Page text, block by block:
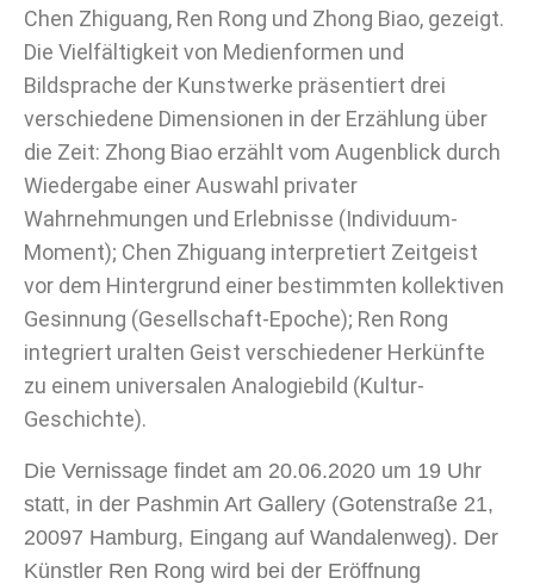
Chen Zhiguang, Ren Rong und Zhong Biao, gezeigt.
Die Vielfältigkeit von Medienformen und
Bildsprache der Kunstwerke präsentiert drei
verschiedene Dimensionen in der Erzählung über
die Zeit: Zhong Biao erzählt vom Augenblick durch
Wiedergabe einer Auswahl privater
Wahrnehmungen und Erlebnisse (Individuum-
Moment); Chen Zhiguang interpretiert Zeitgeist
vor dem Hintergrund einer bestimmten kollektiven
Gesinnung (Gesellschaft-Epoche); Ren Rong
integriert uralten Geist verschiedener Herkünfte
zu einem universalen Analogiebild (Kultur-
Geschichte).
Die Vernissage findet am 20.06.2020 um 19 Uhr
statt, in der Pashmin Art Gallery (Gotenstraße 21,
20097 Hamburg, Eingang auf Wandalenweg). Der
Künstler Ren Rong wird bei der Eröffnung